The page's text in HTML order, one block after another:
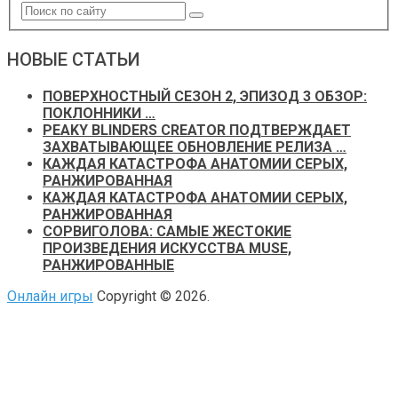
НОВЫЕ СТАТЬИ
ПОВЕРХНОСТНЫЙ СЕЗОН 2, ЭПИЗОД 3 ОБЗОР:
ПОКЛОННИКИ …
PEAKY BLINDERS CREATOR ПОДТВЕРЖДАЕТ
ЗАХВАТЫВАЮЩЕЕ ОБНОВЛЕНИЕ РЕЛИЗА …
КАЖДАЯ КАТАСТРОФА АНАТОМИИ СЕРЫХ,
РАНЖИРОВАННАЯ
КАЖДАЯ КАТАСТРОФА АНАТОМИИ СЕРЫХ,
РАНЖИРОВАННАЯ
СОРВИГОЛОВА: САМЫЕ ЖЕСТОКИЕ
ПРОИЗВЕДЕНИЯ ИСКУССТВА MUSE,
РАНЖИРОВАННЫЕ
Онлайн игры Copyright © 2026.